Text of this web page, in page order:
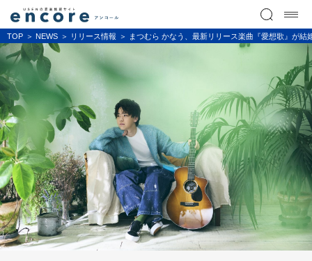
TOP NEWS リリース情報 まつむら かなう、最新リリース楽曲『愛想歌』が